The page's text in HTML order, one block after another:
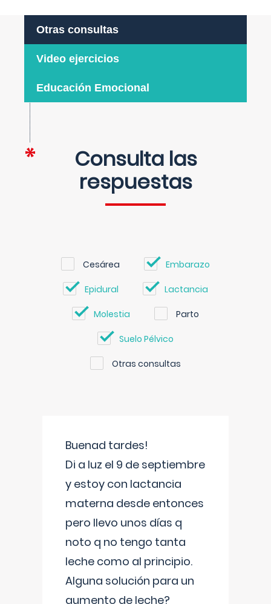
Otras consultas
Video ejercicios
Educación Emocional
Consulta las
respuestas
Cesárea Embarazo
Epidural Lactancia
Molestia Parto
Suelo Pélvico
Otras consultas
Buenad tardes!
Di a luz el 9 de septiembre
y estoy con lactancia
materna desde entonces
pero llevo unos días q
noto q no tengo tanta
leche como al principio.
Alguna solución para un
aumento de leche?